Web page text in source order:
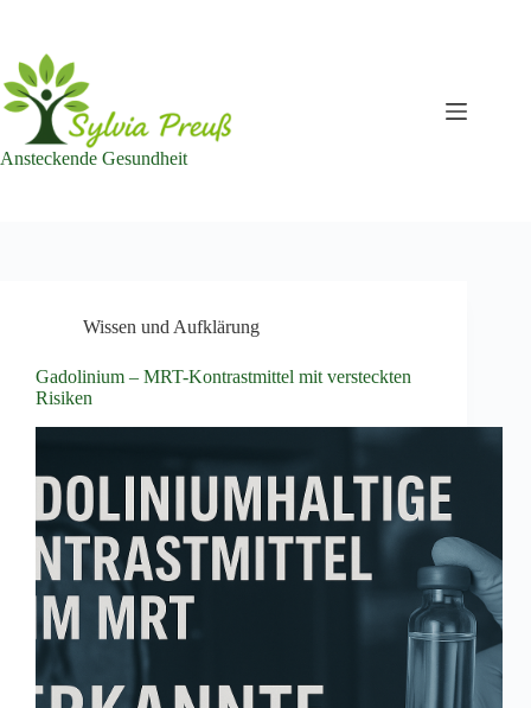
springen
Ansteckende Gesundheit
Wissen und Aufklärung
Gadolinium – MRT-Kontrastmittel mit versteckten
Risiken